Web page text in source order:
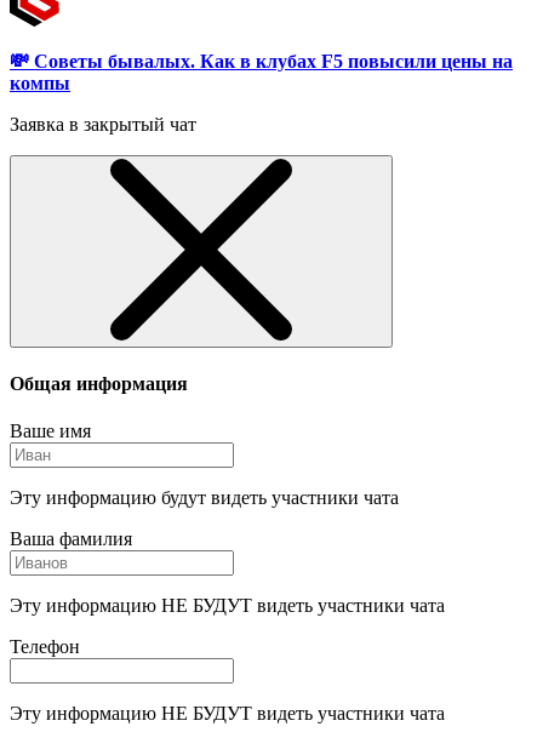
💸 Советы бывалых. Как в клубах F5 повысили цены на
компы
Заявка в закрытый чат
Общая информация
Ваше имя
Эту информацию будут видеть участники чата
Ваша фамилия
Эту информацию НЕ БУДУТ видеть участники чата
Телефон
Эту информацию НЕ БУДУТ видеть участники чата